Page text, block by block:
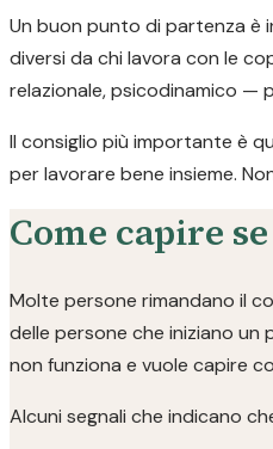
Un buon punto di partenza è
diversi da chi lavora con le
relazionale, psicodinamico —
Il consiglio più importante è
per lavorare bene insieme.
Come capire
Molte persone rimandano il
delle persone che iniziano
non funziona e vuole capire
Alcuni segnali che indicano